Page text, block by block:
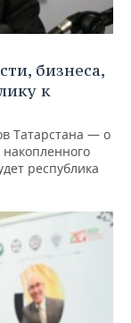
бизнеса,
к
Татарстана — о
республика